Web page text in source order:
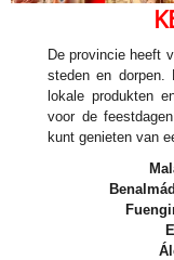
De provincie heeft
steden en dorpen.
lokale produkten
voor de
kunt genieten van